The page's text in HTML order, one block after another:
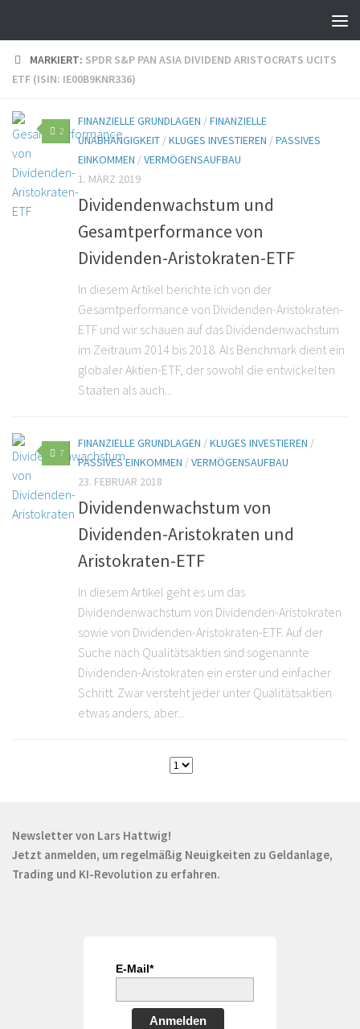
MARKIERT: SPDR S&P PAN ASIA DIVIDEND ARISTOCRATS UCITS
ETF (ISIN: IE00B9KNR336)
2
FINANZIELLE GRUNDLAGEN /FINANZIELLE
UNABHÄNGIGKEIT /KLUGES INVESTIEREN /PASSIVES
EINKOMMEN /VERMÖGENSAUFBAU
1. MÄRZ 2019
Dividendenwachstum und
Gesamtperformance von
Dividenden-Aristokraten-ETF
In diesem Artikel berichte ich von der
Gesamtperformance von Dividenden-Aristokraten-
ETF und wir schauen auf das Dividendenwachstum
im Zeitraum 2014 bis 2018. Als Benchmark dient ein
globaler Aktien-ETF, der sowohl die entwickelten
Staaten als auch...
7
FINANZIELLE GRUNDLAGEN /KLUGES INVESTIEREN /
PASSIVES EINKOMMEN /VERMÖGENSAUFBAU
23. FEBRUAR 2018
Dividendenwachstum von
Dividenden-Aristokraten und
Aristokraten-ETF
In diesem Artikel geht es um das
Dividendenwachstum von Dividenden-Aristokraten
sowie von Dividenden-Aristokraten-ETF. Auf der
Suche nach Qualitätsaktien sind sogenannte
Dividenden-Aristokraten ein erster und einfacher
Schritt. Zwar versteht jeder unter Qualitätsaktien
etwas anders, aber...
Newsletter von Lars Hattwig!
Jetzt anmelden, um regelmäßig Neuigkeiten zu Geldanlage,
Trading und KI-Revolution zu erfahren.
E-Mail*
Anmelden